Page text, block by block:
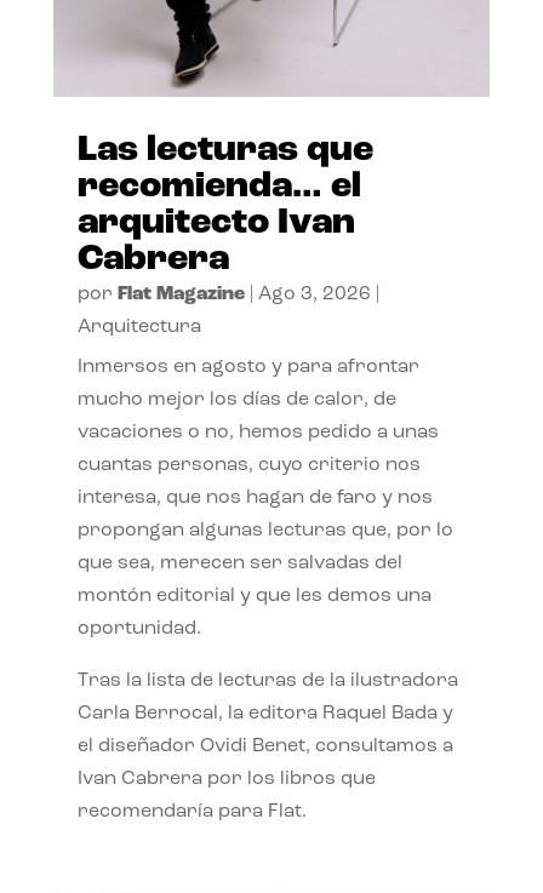
Las lecturas que
recomienda… el
arquitecto Ivan
Cabrera
por Flat Magazine| Ago 3, 2026
Arquitectura
Inmersos en agosto y para afrontar
mucho mejor los días de calor, de
vacaciones o no, hemos pedido a unas
cuantas personas, cuyo criterio nos
interesa, que nos hagan de faro y nos
propongan algunas lecturas que, por lo
que sea, merecen ser salvadas del
montón editorial y que les demos una
oportunidad.
Tras la lista de lecturas de la ilustradora
Carla Berrocal, la editora Raquel Bada y
el diseñador Ovidi Benet, consultamos a
Ivan Cabrera por los libros que
recomendaría para Flat.